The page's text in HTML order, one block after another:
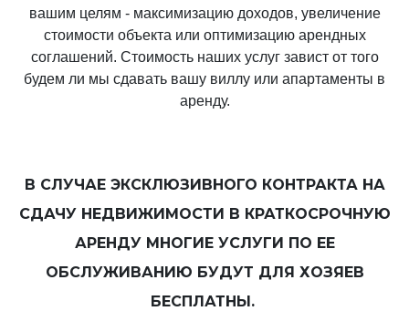
вашим целям - максимизацию доходов, увеличение
стоимости объекта или оптимизацию арендных
соглашений. Стоимость наших услуг завист от того
будем ли мы сдавать вашу виллу или апартаменты в
аренду.
В СЛУЧАЕ ЭКСКЛЮЗИВНОГО КОНТРАКТА НА
СДАЧУ НЕДВИЖИМОСТИ В КРАТКОСРОЧНУЮ
АРЕНДУ МНОГИЕ УСЛУГИ ПО ЕЕ
ОБСЛУЖИВАНИЮ БУДУТ ДЛЯ ХОЗЯЕВ
БЕСПЛАТНЫ.